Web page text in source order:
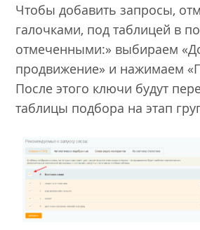
Чтобы добавить запросы,
галочками, под таблицей в
отмеченными:» выбираем
продвижение» и нажимаем
После этого ключи будут
таблицы подбора на этап